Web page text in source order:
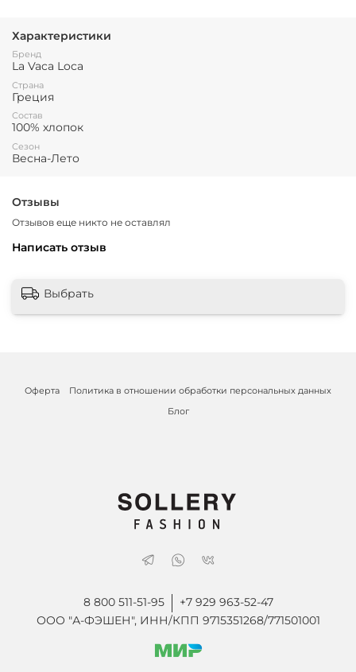
Характеристики
Бренд
La Vaca Loca
Страна
Греция
Состав
100% хлопок
Сезон
Весна-Лето
Отзывы
Отзывов еще никто не оставлял
Написать отзыв
Выбрать
Оферта
Политика в отношении обработки персональных данных
Блог
8 800 511-51-95
+7 929 963-52-47
ООО "А-ФЭШЕН", ИНН/КПП 9715351268/771501001